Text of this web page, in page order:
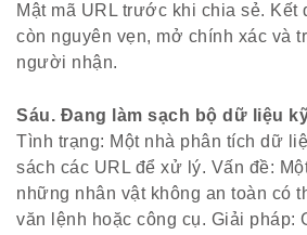
Mật mã URL trước khi chia sẻ. Kết
còn nguyên vẹn, mở chính xác và
người nhận.
Sáu. Đang làm sạch bộ dữ liệu
Tình trạng: Một nhà phân tích dữ
sách các URL để xử lý. Vấn đề:
những nhân vật không an toàn có
văn lệnh hoặc công cụ. Giải pháp: